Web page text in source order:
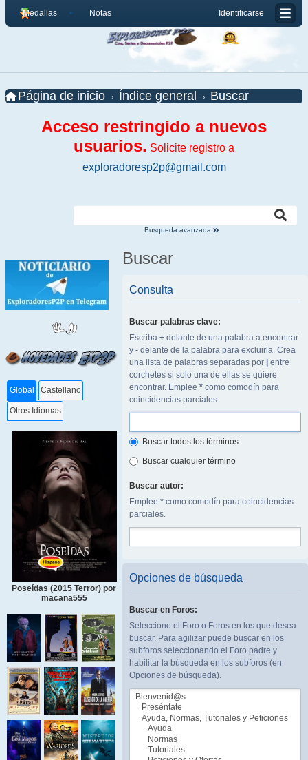
Identificarse
Medallas Notas
Página de inicio Índice general Buscar
Acceso restringido a nuevos
usuarios. Solicite registro a
exploradoresp2p@gmail.com
Búsqueda avanzada
Global Castellano
Otros Idiomas
Poseídas (2015 Terror) por
macana555
Buscar
Consulta
Buscar palabras clave:
Escriba + delante de una palabra a encontrar
y - delante de la palabra para excluirla. Crea
una lista de palabras separadas por
entre
corchetes si solo una de ellas se quiere
encontrar. Emplee * como comodín para
coincidencias parciales.
Buscar todos los términos
Buscar cualquier término
Buscar autor:
Emplee * como comodín para coincidencias
parciales.
Opciones de búsqueda
Buscar en Foros:
Seleccione el Foro o Foros en los que desea
buscar. Para agilizar puede buscar en los
subforos seleccionando el Foro padre y
habilitar la búsqueda en los subforos (en
Opciones de búsqueda).